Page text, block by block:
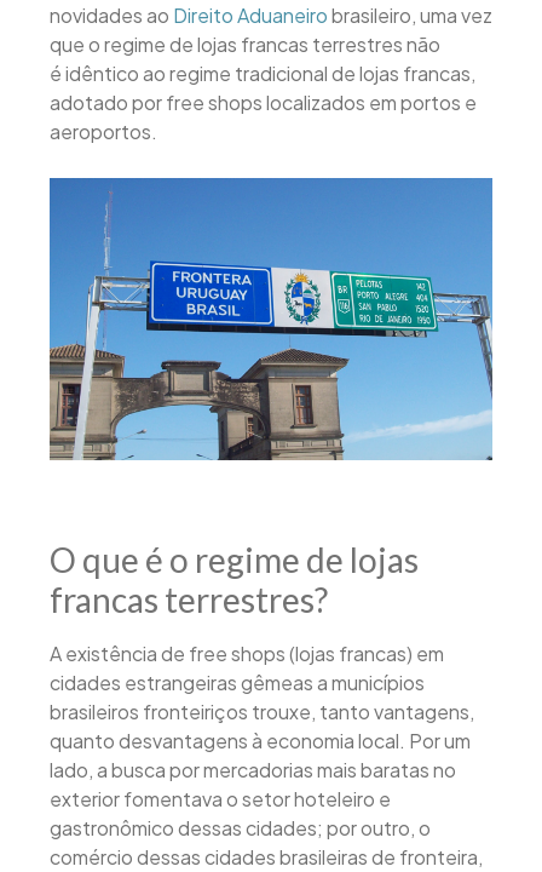
novidades ao Direito Aduaneirobrasileiro, uma vez
que o regime de lojas francas terrestres não
é idêntico ao regime tradicional de lojas francas,
adotado por free shops localizados em portos e
aeroportos.
O que é o regime de lojas
francas terrestres?
A existência de free shops (lojas francas) em
cidades estrangeiras gêmeas a municípios
brasileiros fronteiriços trouxe, tanto vantagens,
quanto desvantagens à economia local. Por um
lado, a busca por mercadorias mais baratas no
exterior fomentava o setor hoteleiro e
gastronômico dessas cidades; por outro, o
comércio dessas cidades brasileiras de fronteira,